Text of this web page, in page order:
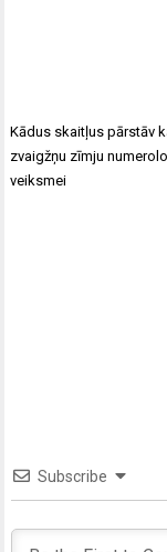
Kādus skaitļus pārstāv
zvaigžņu zīmju
veiksmei
Subscribe